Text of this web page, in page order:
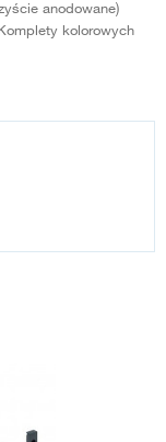
anodowane)
kolorowych